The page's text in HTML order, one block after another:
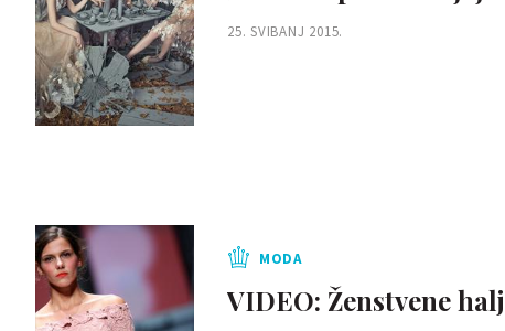
25. SVIBANJ 2015.
MODA
VIDEO: Ženstvene